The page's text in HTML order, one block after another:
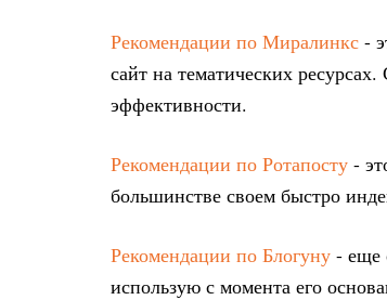
Рекомендации по Миралинкс -
сайт на тематических
эффективности.
Рекомендации по Ротапосту -
большинстве своем быстро
Рекомендации по Блогуну - еще
использую с момента его